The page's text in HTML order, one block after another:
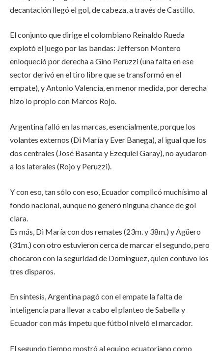
decantación llegó el gol, de cabeza, a través de Castillo.
El conjunto que dirige el colombiano Reinaldo Rueda
explotó el juego por las bandas: Jefferson Montero
enloqueció por derecha a Gino Peruzzi (una falta en ese
sector derivó en el tiro libre que se transformó en el
empate), y Antonio Valencia, en menor medida, por derecha
hizo lo propio con Marcos Rojo.
Argentina falló en las marcas, esencialmente, porque los
volantes externos (Di María y Ever Banega), al igual que los
dos centrales (José Basanta y Ezequiel Garay), no ayudaron
a los laterales (Rojo y Peruzzi).
Y con eso, tan sólo con eso, Ecuador complicó muchísimo al
fondo nacional, aunque no generó ninguna chance de gol
clara.
Es más, Di María con dos remates (23m. y 38m.) y Agüero
(31m.) con otro estuvieron cerca de marcar el segundo, pero
chocaron con la seguridad de Domínguez, quien contuvo los
tres disparos.
En síntesis, Argentina pagó con el empate la falta de
inteligencia para llevar a cabo el planteo de Sabella y
Ecuador con más ímpetu que fútbol niveló el marcador.
El segundo tiempo mostró al equipo ecuatoriano como